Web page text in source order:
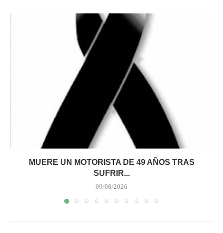
MUERE UN MOTORISTA DE 49 AÑOS TRAS
SUFRIR...
09/08/2026